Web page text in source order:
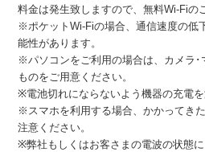
料金は発生致しますので、無料Wi-Fiの
※ポケットWi-Fiの場合、通信速度の低
能性があります。
※パソコンをご利用の場合は、カメラ･
ものをご用意ください。
※電池切れにならないよう機器の充電を
※スマホを利用する場合、かかってき
注意ください。
※弊社もしくはお客さまの電波の状態